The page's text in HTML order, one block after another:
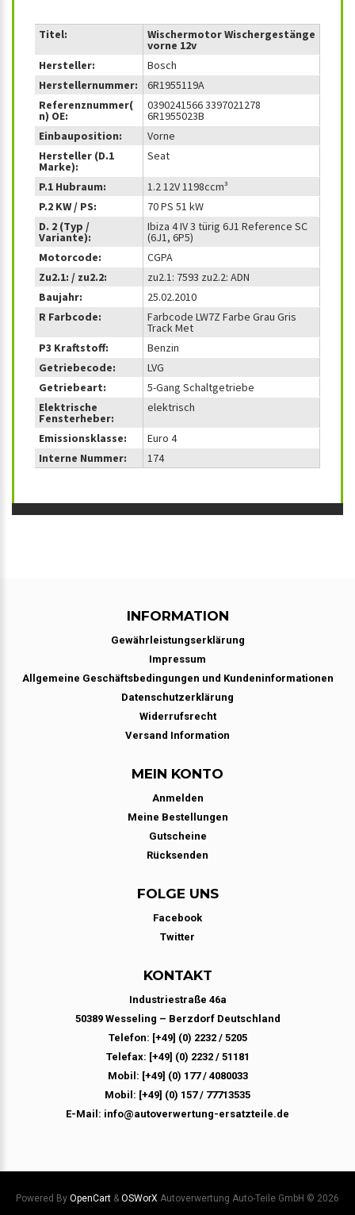
Titel: Wischermotor Wischergestänge
vorne 12v
Hersteller:
Bosch
Herstellernummer:
6R1955119A
Referenznummer(
n) OE:
0390241566 3397021278
6R1955023B
Einbauposition:
Vorne
Hersteller (D.1
Marke):
Seat
P.1 Hubraum:
1.2 12V 1198ccm³
P.2 KW / PS:
70 PS 51 kW
D. 2 (Typ /
Variante):
Ibiza 4 IV 3 türig 6J1 Reference SC
(6J1, 6P5)
Motorcode:
CGPA
Zu2.1: / zu2.2:
zu2.1: 7593 zu2.2: ADN
Baujahr:
25.02.2010
R Farbcode:
Farbcode LW7Z Farbe Grau Gris
Track Met
P3 Kraftstoff:
Benzin
Getriebecode:
LVG
Getriebeart:
5-Gang Schaltgetriebe
Elektrische
Fensterheber:
elektrisch
Emissionsklasse:
Euro 4
Interne Nummer:
174
INFORMATION
Gewährleistungserklärung
Impressum
Allgemeine Geschäftsbedingungen und Kundeninformationen
Datenschutzerklärung
Widerrufsrecht
Versand Information
MEIN KONTO
Anmelden
Meine Bestellungen
Gutscheine
Rücksenden
FOLGE UNS
Facebook
Twitter
KONTAKT
Industriestraße 46a
50389 Wesseling – Berzdorf Deutschland
Telefon: [+49] (0) 2232 / 5205
Telefax: [+49] (0) 2232 / 51181
Mobil: [+49] (0) 177 / 4080033
Mobil: [+49] (0) 157 / 77713535
E-Mail: info@autoverwertung-ersatzteile.de
Powered By OpenCart & OSWorX Autoverwertung Auto-Teile GmbH © 2026